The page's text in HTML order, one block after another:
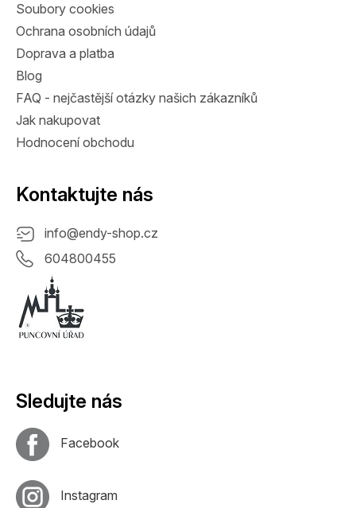
Soubory cookies
Ochrana osobních údajů
Doprava a platba
Blog
FAQ - nejčastější otázky našich zákazníků
Jak nakupovat
Hodnocení obchodu
Kontaktujte nás
info@endy-shop.cz
604800455
Sledujte nás
Facebook
Instagram